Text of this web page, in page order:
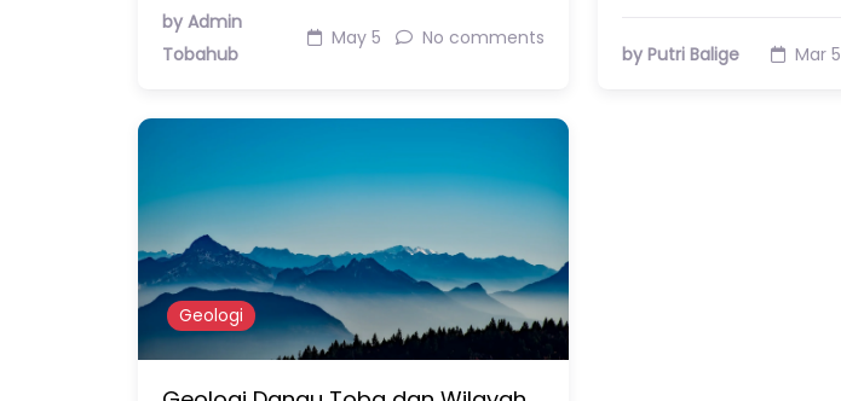
by Admin
Tobahub
May 5 No comments
by Putri Balige Mar 5
Geologi